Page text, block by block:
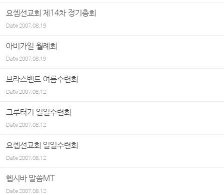
요셉선교회 제14차 정기총회
Date2007.08.19
아비가일 월례회
Date2007.08.19
브라스밴드 여름수련회
Date2007.08.12
그루터기 일일수련회
Date2007.08.12
요셉선교회 일일수련회
Date2007.08.12
헵시바 말씀MT
Date2007.08.12